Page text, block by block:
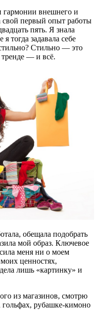
гармонии внешнего и
свой первый опыт работы
пять. Я знала
тогда задавала себе
Стильно — это
— и всё.
обещала подобрать
мой образ. Ключевое
меня ни о моем
ценностях,
лишь «картинку» и
из магазинов, смотрю
гольфах, рубашке-кимоно